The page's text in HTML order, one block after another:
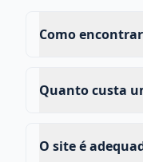
Como
Quanto custa
O site é